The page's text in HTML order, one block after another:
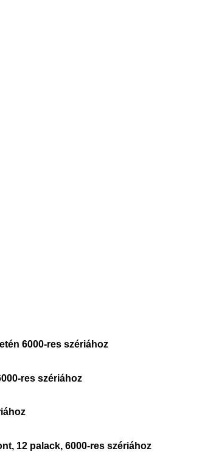
6000-res szériához
res szériához
12 palack, 6000-res szériához